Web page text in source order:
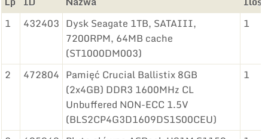
1
432403 Dysk Seagate 1TB, SATAIII,
7200RPM, 64MB cache
(ST1000DM003)
1
2 472804 Pamięć Crucial Ballistix 8GB
(2x4GB) DDR3 1600MHz CL
Unbuffered NON-ECC 1.5V
(BLS2CP4G3D1609DS1S00CEU)
1